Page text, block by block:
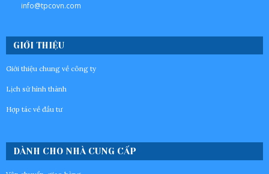
info@tpcovn.com
GIỚI THIỆU
Giới thiệu chung về công ty
Lịch sử hình thành
Hợp tác về đầu tư
DÀNH CHO NHÀ CUNG CẤP